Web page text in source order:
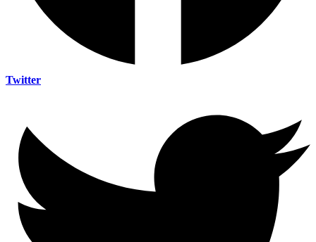
Twitter